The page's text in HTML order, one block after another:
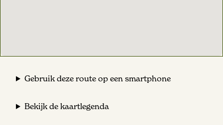
Gebruik deze route op een smartphone
Bekijk de kaartlegenda